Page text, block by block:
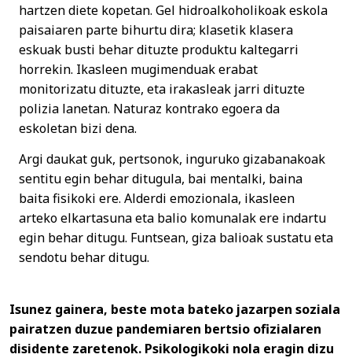
hartzen diete kopetan. Gel hidroalkoholikoak eskola
paisaiaren parte bihurtu dira; klasetik klasera
eskuak busti behar dituzte produktu kaltegarri
horrekin. Ikasleen mugimenduak erabat
monitorizatu dituzte, eta irakasleak jarri dituzte
polizia lanetan. Naturaz kontrako egoera da
eskoletan bizi dena.
Argi daukat guk, pertsonok, inguruko gizabanakoak
sentitu egin behar ditugula, bai mentalki, baina
baita fisikoki ere. Alderdi emozionala, ikasleen
arteko elkartasuna eta balio komunalak ere indartu
egin behar ditugu. Funtsean, giza balioak sustatu eta
sendotu behar ditugu.
Isunez gainera, beste mota bateko jazarpen soziala
pairatzen duzue pandemiaren bertsio ofizialaren
disidente zaretenok. Psikologikoki nola eragin dizu